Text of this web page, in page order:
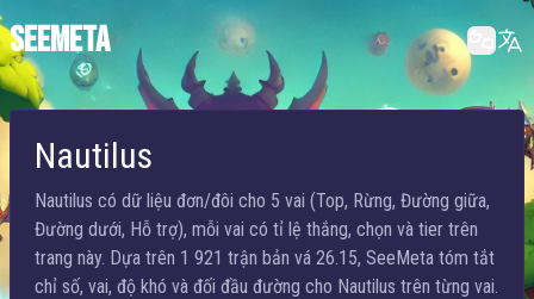
SEEMETA
Nautilus
Nautilus có dữ liệu đơn/đôi cho 5 vai (Top, Rừng, Đường giữa,
Đường dưới, Hỗ trợ), mỗi vai có tỉ lệ thắng, chọn và tier trên
trang này. Dựa trên 1 921 trận bản vá 26.15, SeeMeta tóm tắt
chỉ số, vai, độ khó và đối đầu đường cho Nautilus trên từng vai.